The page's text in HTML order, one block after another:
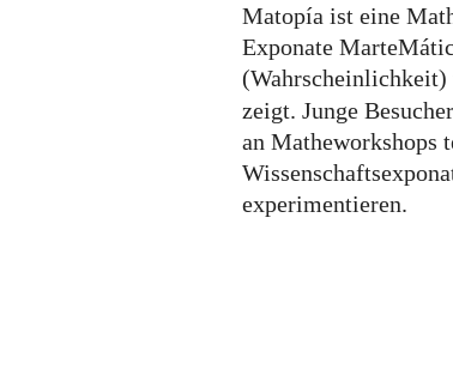
Matopía ist eine
Exponate
(Wahrscheinlichkeit)
zeigt. Junge
an Matheworkshops
experimentieren.